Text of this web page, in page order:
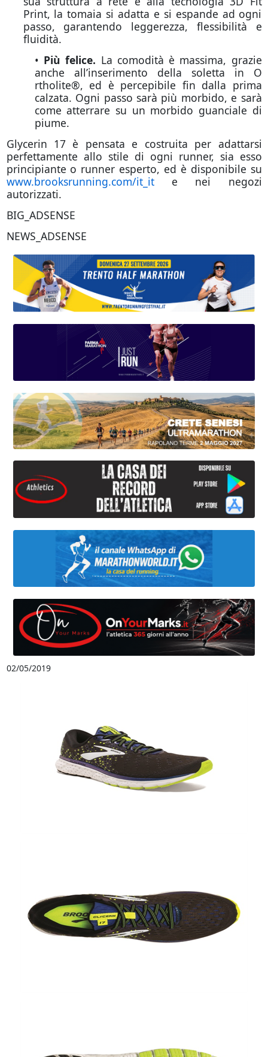
Print, la tomaia si adatta e si espande ad ogni
passo, garantendo leggerezza, flessibilità e
fluidità.
• Più felice. La comodità è massima, grazie
anche all’inserimento della soletta in O
rtholite®, ed è percepibile fin dalla prima
calzata. Ogni passo sarà più morbido, e sarà
come atterrare su un morbido guanciale di
piume.
Glycerin 17 è pensata e costruita per adattarsi
perfettamente allo stile di ogni runner, sia esso
principiante o runner esperto, ed è disponibile su
www.brooksrunning.com/it_ite nei negozi
autorizzati.
BIG_ADSENSE
NEWS_ADSENSE
02/05/2019